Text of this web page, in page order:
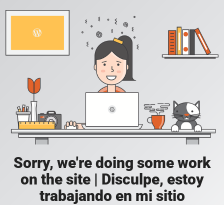
Sorry, we're doing some work
on the site | Disculpe, estoy
trabajando en mi sitio